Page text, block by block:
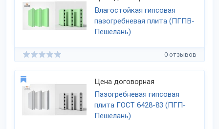
Влагостойкая гипсовая
пазогребневая плита (ПГПВ-
Пешелань)
0 отзывов
Цена договорная
Пазогребневая гипсовая
плита ГОСТ 6428-83 (ПГП-
Пешелань)